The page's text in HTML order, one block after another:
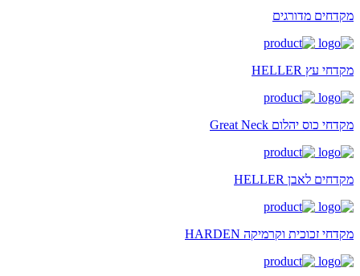
מקדחים מדורגים
מקדחי עץ HELLER
מקדחי כוס יהלום Great Neck
מקדחים לאבן HELLER
מקדחי זכוכית וקרמיקה HARDEN